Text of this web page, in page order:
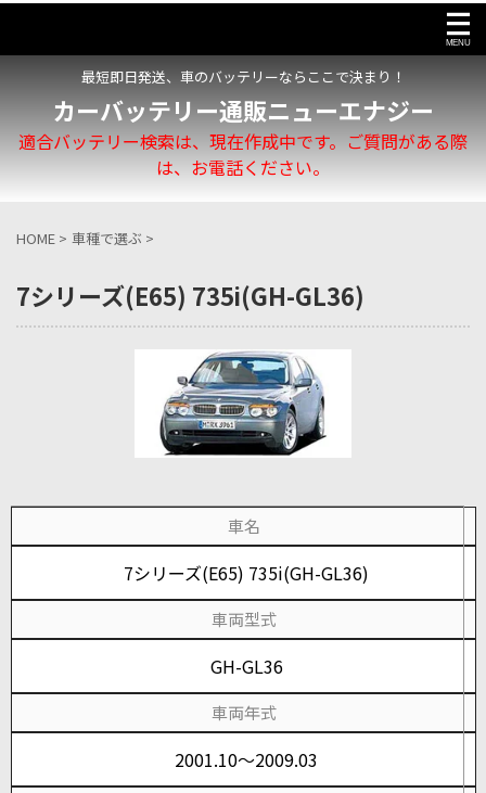
最短即日発送、車のバッテリーならここで決まり！
カーバッテリー通販ニューエナジー
適合バッテリー検索は、現在作成中です。ご質問がある際
は、お電話ください。
HOME > 車種で選ぶ >
7シリーズ(E65) 735i(GH-GL36)
車名
7シリーズ(E65) 735i(GH-GL36)
車両型式
GH-GL36
車両年式
2001.10～2009.03